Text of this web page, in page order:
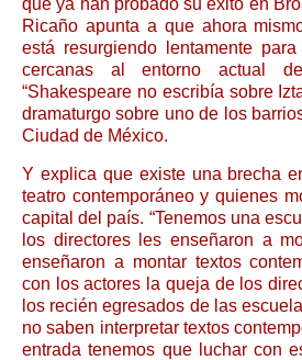
que ya han probado su éxito en
Ricaño apunta a que ahora
está resurgiendo lentamente
cercanas al entorno actual
“Shakespeare no escribía sobre
dramaturgo sobre uno de los
Ciudad de México.
Y explica que existe una brecha
teatro contemporáneo y quienes
capital del país. “Tenemos una
los directores les enseñaron a
enseñaron a montar textos
con los actores la queja de los
los recién egresados de las
no saben interpretar textos
entrada tenemos que luchar con